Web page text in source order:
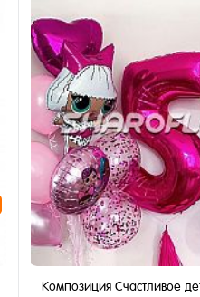
В
Купить в 1 клик
В избранное
В наличии
Композиция Счастливое